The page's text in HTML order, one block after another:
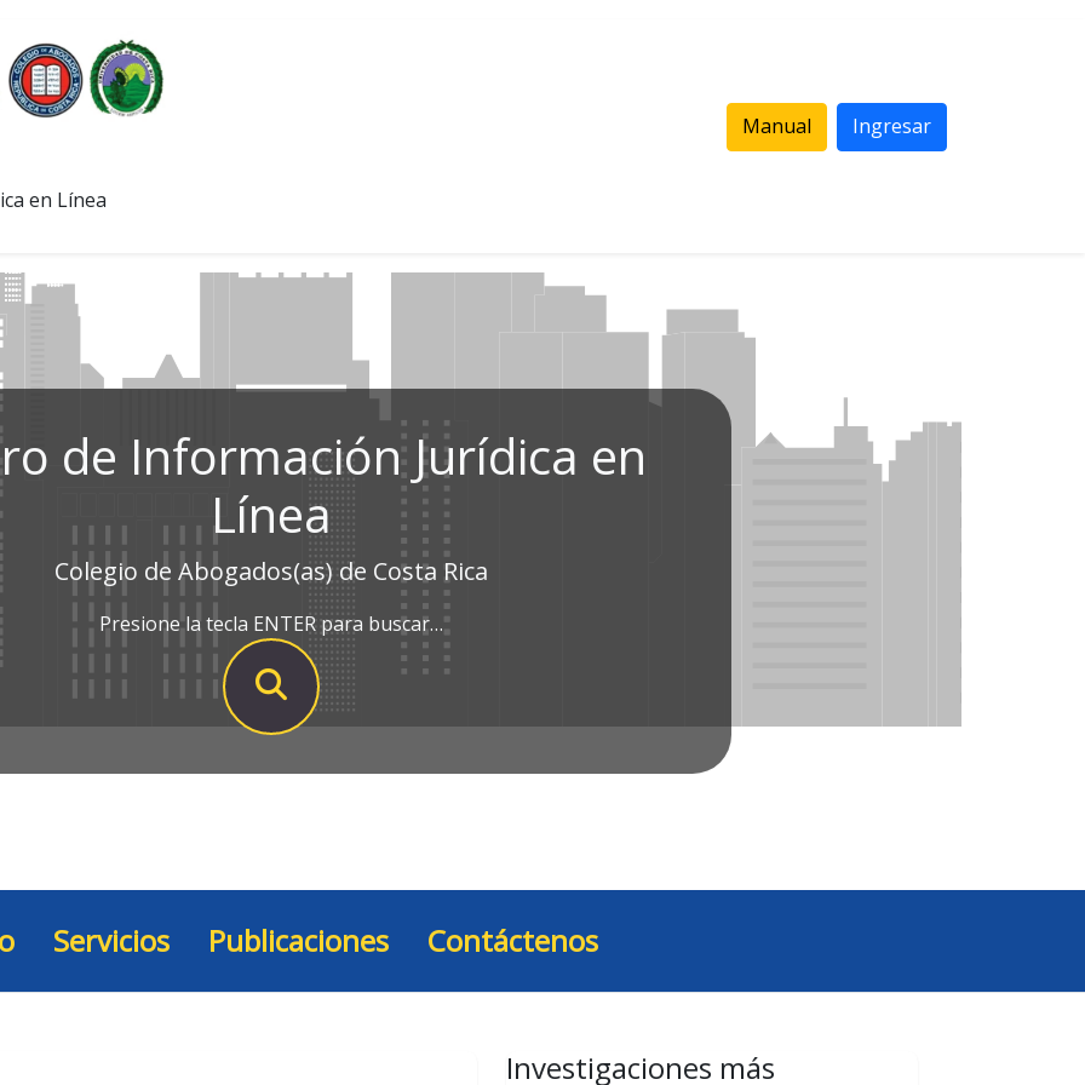
en Línea
Manual Ingresar
de Información Jurídica en
Línea
Colegio de Abogados(as) de Costa Rica
Presione la tecla ENTER para buscar…
Servicios Publicaciones Contáctenos
Investigaciones más